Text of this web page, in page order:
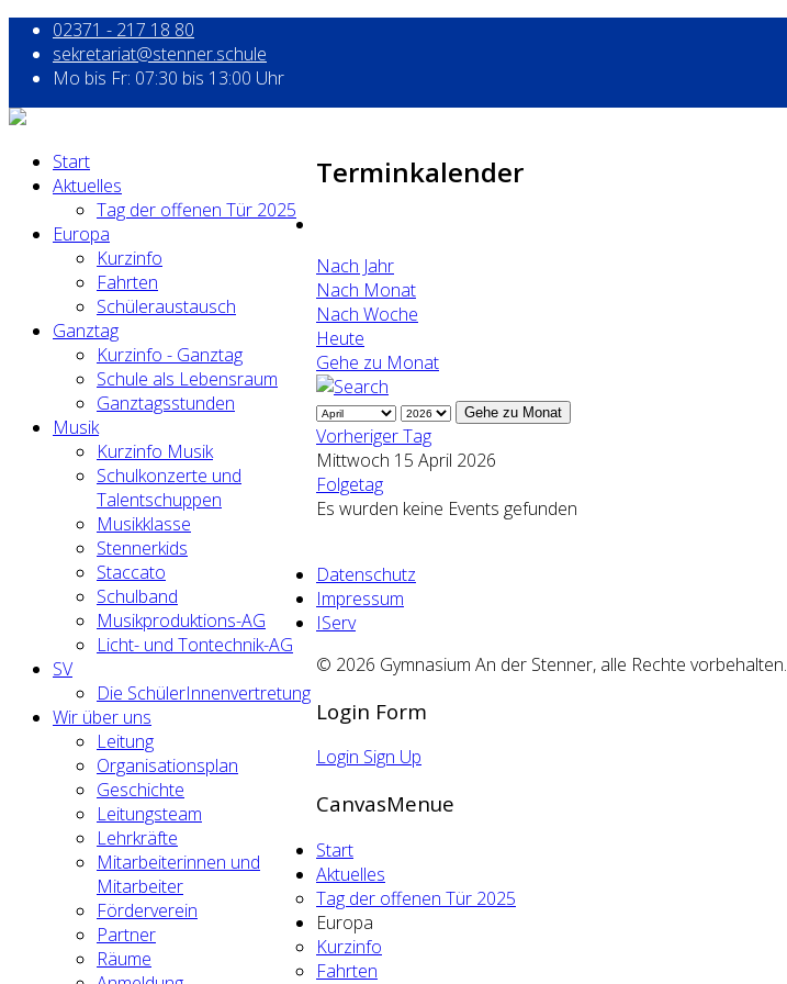
02371 - 217 18 80
sekretariat@stenner.schule
Mo bis Fr: 07:30 bis 13:00 Uhr
Start
Aktuelles
Tag der offenen Tür 2025
Europa
Kurzinfo
Fahrten
Schüleraustausch
Ganztag
Kurzinfo - Ganztag
Schule als Lebensraum
Ganztagsstunden
Musik
Kurzinfo Musik
Schulkonzerte und
Talentschuppen
Musikklasse
Stennerkids
Staccato
Schulband
Musikproduktions-AG
Licht- und Tontechnik-AG
SV
Die SchülerInnenvertretung
Wir über uns
Leitung
Organisationsplan
Geschichte
Leitungsteam
Lehrkräfte
Mitarbeiterinnen und
Mitarbeiter
Förderverein
Partner
Räume
Terminkalender
Nach Jahr
Nach Monat
Nach Woche
Heute
Gehe zu Monat
Gehe zu Monat
Vorheriger Tag
Mittwoch 15 April 2026
Folgetag
Es wurden keine Events gefunden
Datenschutz
Impressum
IServ
© 2026 Gymnasium An der Stenner, alle Rechte vorbehalten.
Login Form
Login Sign Up
CanvasMenue
Start
Aktuelles
Tag der offenen Tür 2025
Europa
Kurzinfo
Fahrten